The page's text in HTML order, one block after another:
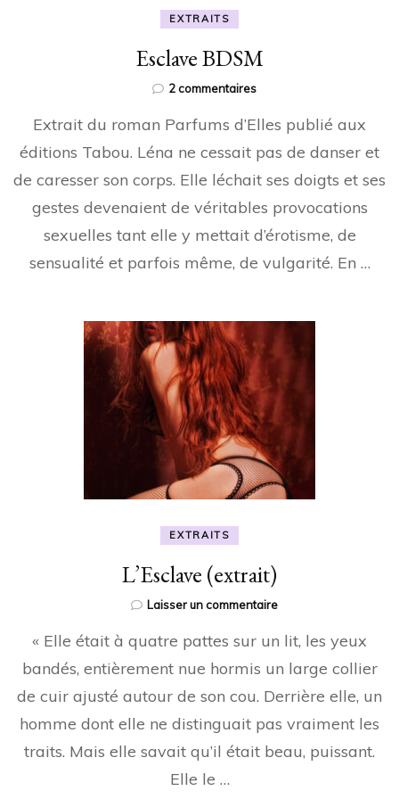
EXTRAITS
Esclave BDSM
2 commentairessur
BDSM
Extrait du roman Parfums d’Elles publié aux
éditions Tabou. Léna ne cessait pas de danser et
de caresser son corps. Elle léchait ses doigts et ses
gestes devenaient de véritables provocations
sexuelles tant elle y mettait d’érotisme, de
sensualité et parfois même, de vulgarité. En …
EXTRAITS
L’Esclave (extrait)
Laisser un commentairesur
(extrait)
« Elle était à quatre pattes sur un lit, les yeux
bandés, entièrement nue hormis un large collier
de cuir ajusté autour de son cou. Derrière elle, un
homme dont elle ne distinguait pas vraiment les
traits. Mais elle savait qu’il était beau, puissant.
Elle le …